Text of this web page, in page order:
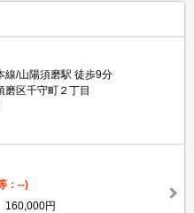
線/山陽須磨駅 徒歩9分
磨区千守町２丁目
：--)
160,000円